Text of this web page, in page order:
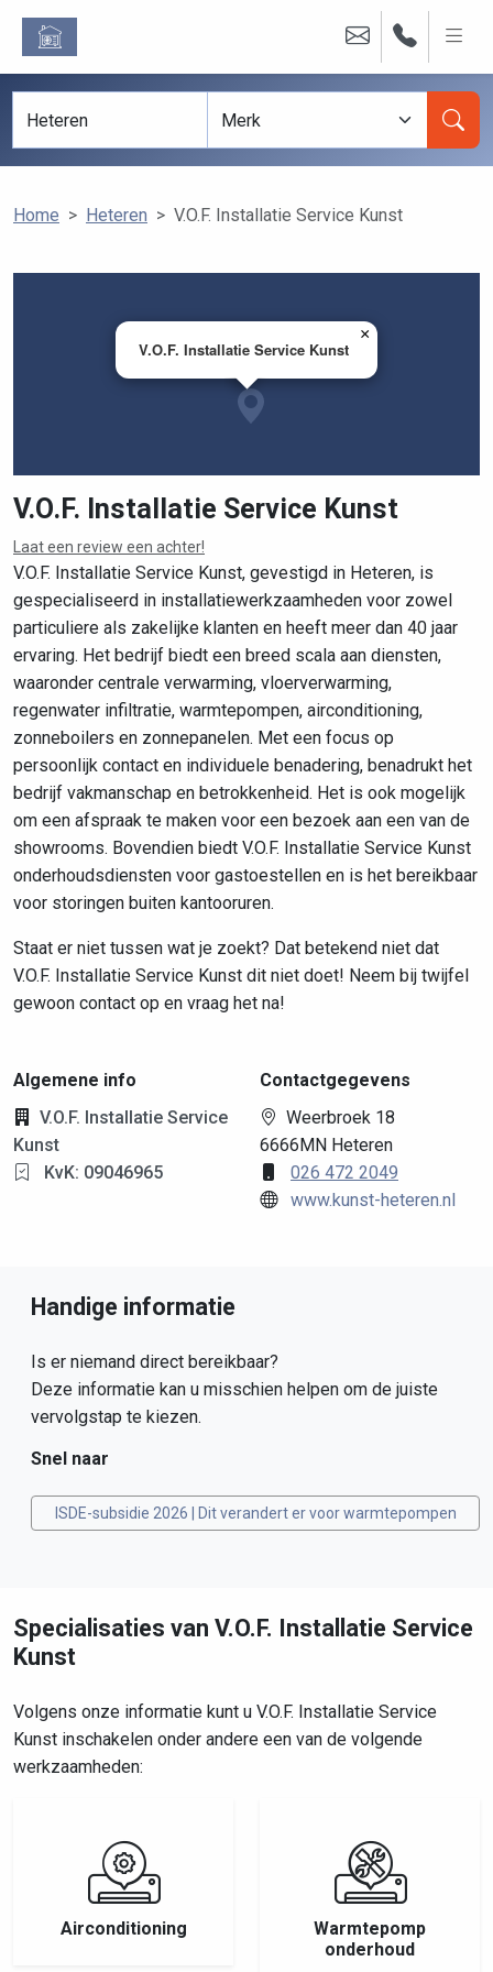
Home Heteren V.O.F. Installatie Service Kunst
V.O.F. Installatie Service Kunst
×
Leaflet|©OpenStreetMapcontributors
V.O.F. Installatie Service Kunst
Laat een review een achter!
V.O.F. Installatie Service Kunst, gevestigd in Heteren, is
gespecialiseerd in installatiewerkzaamheden voor zowel
particuliere als zakelijke klanten en heeft meer dan 40 jaar
ervaring. Het bedrijf biedt een breed scala aan diensten,
waaronder centrale verwarming, vloerverwarming,
regenwater infiltratie, warmtepompen, airconditioning,
zonneboilers en zonnepanelen. Met een focus op
persoonlijk contact en individuele benadering, benadrukt het
bedrijf vakmanschap en betrokkenheid. Het is ook mogelijk
om een afspraak te maken voor een bezoek aan een van de
showrooms. Bovendien biedt V.O.F. Installatie Service Kunst
onderhoudsdiensten voor gastoestellen en is het bereikbaar
voor storingen buiten kantooruren.
Staat er niet tussen wat je zoekt? Dat betekend niet dat
V.O.F. Installatie Service Kunst dit niet doet! Neem bij twijfel
gewoon contact op en vraag het na!
Algemene info
V.O.F. Installatie Service
Kunst
KvK: 09046965
Contactgegevens
Weerbroek 18
6666MN Heteren
026 472 2049
www.kunst-heteren.nl
Handige informatie
Is er niemand direct bereikbaar?
Deze informatie kan u misschien helpen om de juiste
vervolgstap te kiezen.
Snel naar
ISDE-subsidie 2026 | Dit verandert er voor warmtepompen
Specialisaties van V.O.F. Installatie Service
Kunst
Volgens onze informatie kunt u V.O.F. Installatie Service
Kunst inschakelen onder andere een van de volgende
werkzaamheden:
Airconditioning
Warmtepomp
onderhoud